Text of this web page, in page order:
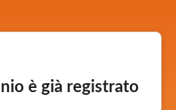
è già registrato